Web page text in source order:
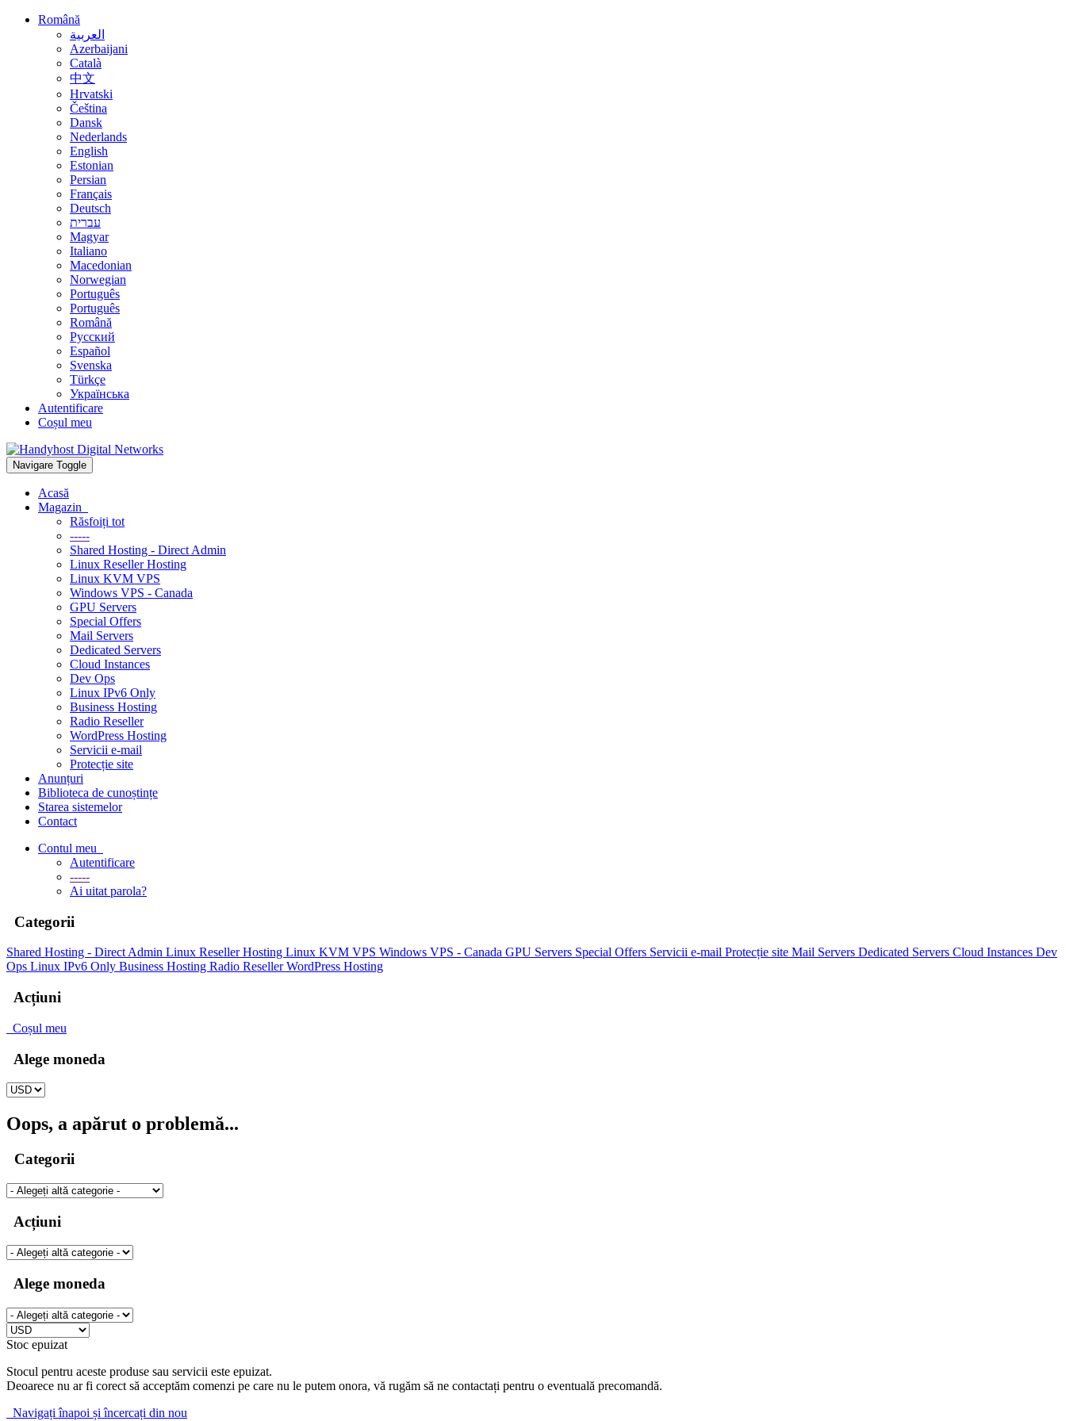
Română
العربية
Azerbaijani
Català
中文
Hrvatski
Čeština
Dansk
Nederlands
English
Estonian
Persian
Français
Deutsch
עברית
Magyar
Italiano
Macedonian
Norwegian
Português
Português
Română
Русский
Español
Svenska
Türkçe
Українська
Autentificare
Coșul meu
Navigare Toggle
Acasă
Magazin
Răsfoiți tot
-----
Shared Hosting - Direct Admin
Linux Reseller Hosting
Linux KVM VPS
Windows VPS - Canada
GPU Servers
Special Offers
Mail Servers
Dedicated Servers
Cloud Instances
Dev Ops
Linux IPv6 Only
Business Hosting
Radio Reseller
WordPress Hosting
Servicii e-mail
Protecție site
Anunțuri
Biblioteca de cunoștințe
Starea sistemelor
Contact
Contul meu
Autentificare
-----
Ai uitat parola?
Categorii
Shared Hosting - Direct Admin Linux Reseller Hosting Linux KVM VPS Windows VPS - Canada GPU Servers Special Offers Servicii e-mail Protecție site Mail Servers Dedicated Servers Cloud Instances Dev
Ops Linux IPv6 Only Business Hosting Radio ResellerWordPress Hosting
Acțiuni
Coșul meu
Alege moneda
Oops, a apărut o problemă...
Categorii
Acțiuni
Alege moneda
Stoc epuizat
Stocul pentru aceste produse sau servicii este epuizat.
Deoarece nu ar fi corect să acceptăm comenzi pe care nu le putem onora, vă rugăm să ne contactați pentru o eventuală precomandă.
Navigați înapoi și încercați din nou